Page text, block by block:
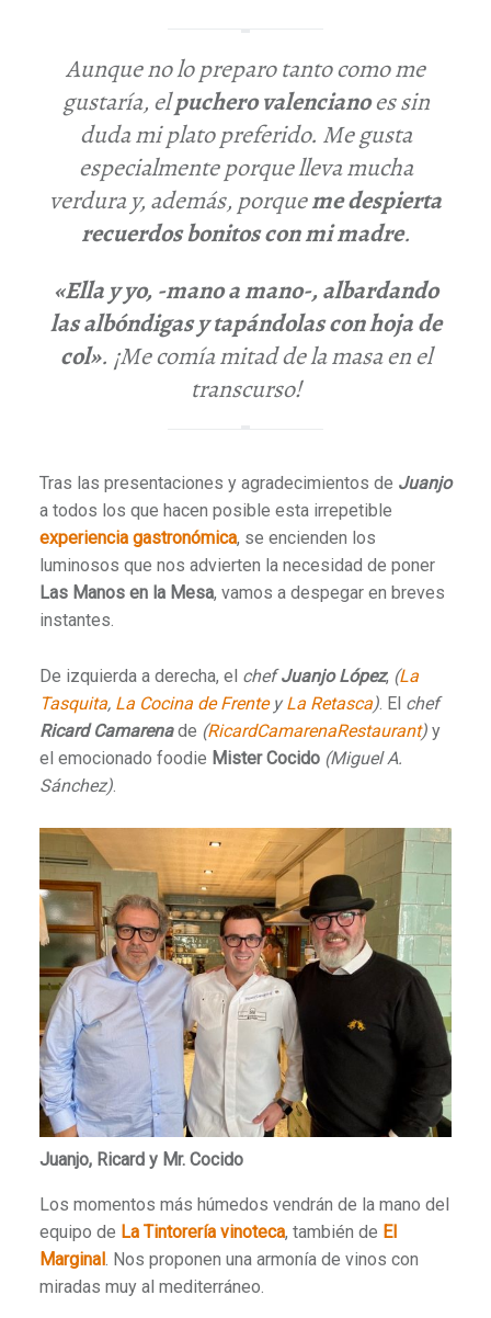
Aunque no lo preparo tanto como me
gustaría, elpuchero valencianoes sin
duda mi plato preferido. Me gusta
especialmente porque lleva mucha
verdura y, además, porqueme despierta
recuerdos bonitos con mi madre.
«Ella y yo, -mano a mano-, albardando
las albóndigas y tapándolas con hoja de
col». ¡Me comía mitad de la masa en el
transcurso!
Tras las presentaciones y agradecimientos de Juanjo
a todos los que hacen posible esta irrepetible
experiencia gastronómica, se encienden los
luminosos que nos advierten la necesidad de poner
Las Manos en la Mesa, vamos a despegar en breves
instantes.
De izquierda a derecha, el chef Juanjo López, (La
Tasquita, La Cocina de FrenteyLa Retasca). El chef
Ricard Camarenade (RicardCamarenaRestaurant)y
el emocionado foodie Mister Cocido (Miguel A.
Sánchez).
Juanjo, Ricard y Mr. Cocido
Los momentos más húmedos vendrán de la mano del
equipo de La Tintorería vinoteca, también de El
Marginal. Nos proponen una armonía de vinos con
miradas muy al mediterráneo.